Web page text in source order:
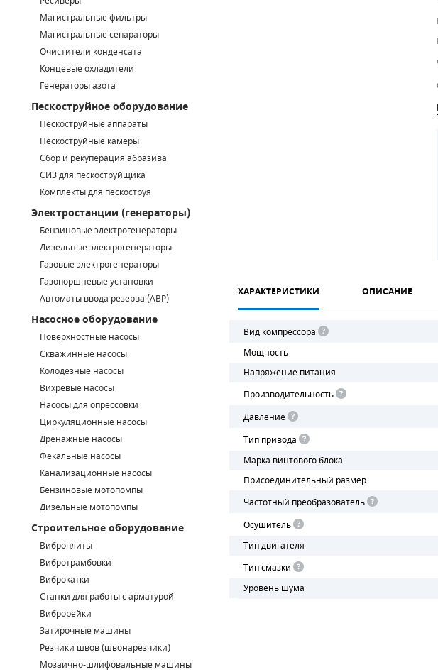
Магистральные фильтры
Магистральные сепараторы
Очистители конденсата
Концевые охладители
Генераторы азота
Пескоструйное оборудование
Пескоструйные аппараты
Пескоструйные камеры
Сбор и рекуперация абразива
СИЗ для пескоструйщика
Комплекты для пескоструя
Электростанции (генераторы)
Бензиновые электрогенераторы
Дизельные электрогенераторы
Газовые электрогенераторы
Газопоршневые установки
Автоматы ввода резерва (АВР)
Насосное оборудование
Поверхностные насосы
Скважинные насосы
Колодезные насосы
Вихревые насосы
Насосы для опрессовки
Циркуляционные насосы
Дренажные насосы
Фекальные насосы
Канализационные насосы
Бензиновые мотопомпы
Дизельные мотопомпы
Строительное оборудование
Виброплиты
Вибротрамбовки
Виброкатки
Станки для работы с арматурой
Виброрейки
Затирочные машины
Резчики швов (швонарезчики)
Мозаично-шлифовальные машины
ХАРАКТЕРИСТИКИ ОПИСАНИЕ
Вид компрессора
Мощность
Напряжение питания
Производительность
Давление
Тип привода
Марка винтового блока
Присоединительный размер
Частотный преобразователь
Осушитель
Тип двигателя
Тип смазки
Уровень шума
САДОВАЯ ТЕХНИКА
КОНТЕЙНЕРЫ ДЛЯ ОБОРУДОВАНИЯ
КАНАЛИЗАЦИОННЫЕ НАСОСЫ
ДИЗЕЛЬНЫЕ МОТОПОМПЫ
ТАЛИ И ТЕЛЬФЕРЫ
ЛЕНТОЧНОПИЛЬНЫЕ СТАНКИ
КОНТРОЛЛЕРЫ (БЛОКИ УПРАВЛЕНИЯ)
ВПУСКНЫЕ КЛАПАНЫ
ОБРАТНЫЕ КЛАПАНЫ
КЛАПАНЫ МИНИМАЛЬНОГО ДАВЛЕНИЯ
РЕЛЕ ДАВЛЕНИЯ ДЛЯ ДЛЯ КОМПРЕССОРОВ
ДАТЧИКИ
РУКАВА ВЫСОКОГО ДАВЛЕНИЯ (РВД)
ЗАПЧАСТИ ДЛЯ ВИНТОВЫХ КОМПРЕССОРОВ
СМЕННЫЕ ЭЛЕМЕНТЫ МАГИСТРАЛЬНЫХ ФИЛЬТРОВ
ДЛЯ АДСОРБЦИОННЫХ ОСУШИТЕЛЕЙ
ЭЛЕКТРОДВИГАТЕЛИ
БЕНЗИНОВЫЕ ДВИГАТЕЛИ
ДИЗЕЛЬНЫЕ ДВИГАТЕЛИ
ФИЛЬТРЫ ТОПЛИВНЫЕ
МОТОРНОЕ МАСЛО
РАДИАТОРЫ
ПОДШИПНИКИ
ПОРШНЕВЫЕ БЛОКИ